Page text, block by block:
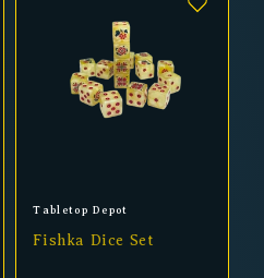
Anbieter:
Tabletop Depot
Fishka Dice Set